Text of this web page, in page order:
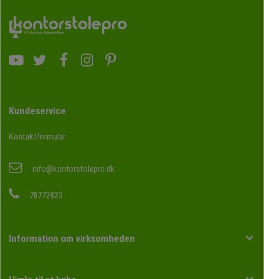
Kundeservice
Kontaktformular
info@kontorstolepro.dk
78772823
Information om virksomheden